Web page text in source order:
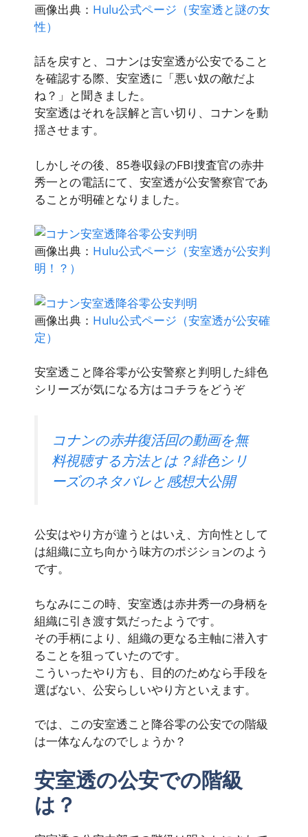
画像出典： Hulu公式ページ（安室透と謎の女
性）
話を戻すと、コナンは安室透が公安でること
を確認する際、安室透に「悪い奴の敵だよ
ね？」と聞きました。
安室透はそれを誤解と言い切り、コナンを動
揺させます。
しかしその後、85巻収録のFBI捜査官の赤井
秀一との電話にて、安室透が公安警察官であ
ることが明確となりました。
画像出典： Hulu公式ページ（安室透が公安判
明！？）
画像出典： Hulu公式ページ（安室透が公安確
定）
安室透こと降谷零が公安警察と判明した緋色
シリーズが気になる方はコチラをどうぞ
コナンの赤井復活回の動画を無
料視聴する方法とは？緋色シリ
ーズのネタバレと感想大公開
公安はやり方が違うとはいえ、方向性として
は組織に立ち向かう味方のポジションのよう
です。
ちなみにこの時、安室透は赤井秀一の身柄を
組織に引き渡す気だったようです。
その手柄により、組織の更なる主軸に潜入す
ることを狙っていたのです。
こういったやり方も、目的のためなら手段を
選ばない、公安らしいやり方といえます。
では、この安室透こと降谷零の公安での階級
は一体なんなのでしょうか？
安室透の公安での階級
は？